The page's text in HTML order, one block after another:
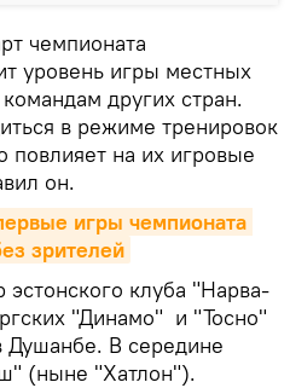
чемпионата
уровень игры местных
других стран.
в режиме тренировок
повлияет на их игровые
он.
игры чемпионата
зрителей
клуба "Нарва-
"Динамо" и "Тосно"
Душанбе. В середине
(ныне "Хатлон").